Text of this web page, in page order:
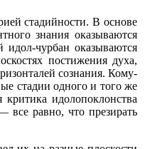
стадийности. В основе
знания оказываются
чурбан оказываются
постижения духа,
сознания. Кому-
стадии одного и того же
идолопоклонства
все равно, что презирать